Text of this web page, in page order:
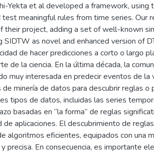
Yekta et al developed a framework,
test meaningful rules from time series. Our
their project, adding a set of well-known
SIDTW as novel and enhanced version of
de hacer predicciones a corto o largo
de la ciencia. En la última década, la
muy interesada en predecir eventos de la
de minería de datos para descubrir reglas o
tipos de datos, incluidas las series
basadas en “la forma” de reglas
de aplicaciones. El descubrimiento de
algoritmos eficientes, equipados con una
precisa. En consecuencia, es importante